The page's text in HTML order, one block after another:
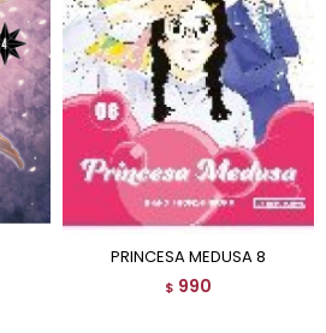
PRINCESA MEDUSA 8
$ 990